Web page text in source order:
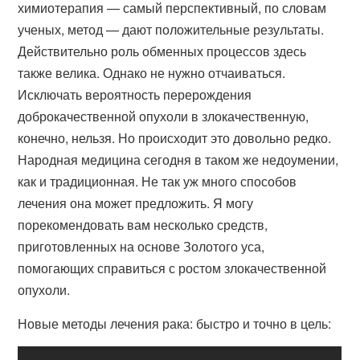
химиотерапия — самый перспективный, по словам
ученых, метод — дают положительные результаты.
Действительно роль обменных процессов здесь
также велика. Однако не нужно отчаиваться.
Исключать вероятность перерождения
доброкачественной опухоли в злокачественную,
конечно, нельзя. Но происходит это довольно редко.
Народная медицина сегодня в таком же недоумении,
как и традиционная. Не так уж много способов
лечения она может предложить. Я могу
порекомендовать вам несколько средств,
приготовленных на основе Золотого уса,
помогающих справиться с ростом злокачественной
опухоли.
Новые методы лечения рака: быстро и точно в цель: